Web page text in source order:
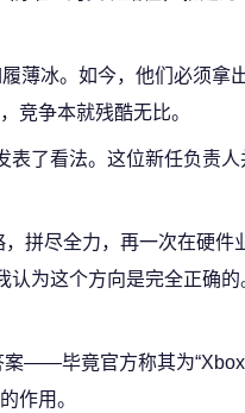
薄冰。如今，他们必须拿
争本就残酷无比。
表了看法。这位新任负责
拼尽全力，再一次在硬件
为这个方向是完全正确
——毕竟官方称其为
作用。